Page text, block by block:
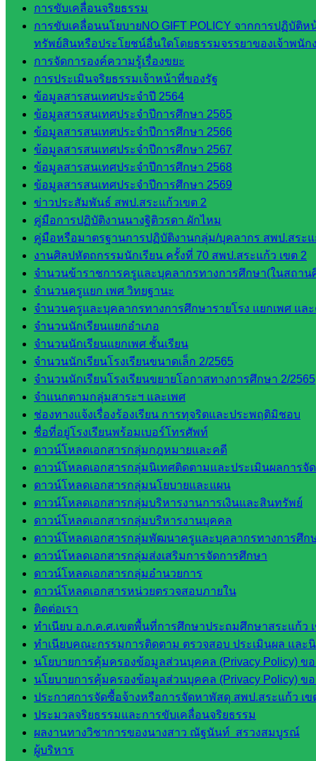
การขับเคลื่อนจริยธรรม
การขับเคลื่อนนโยบายNO GIFT POLICY จากการปฏิบัติ
ทรัพย์สินหรือประโยชน์อื่นใดโดยธรรมจรรยาของเจ้าพนัก
การจัดการองค์ความรู้เรื่องขยะ
การประเมินจริยธรรมเจ้าหน้าที่ของรัฐ
ข้อมูลสารสนเทศประจำปี 2564
ข้อมูลสารสนเทศประจำปีการศึกษา 2565
ข้อมูลสารสนเทศประจำปีการศึกษา 2566
ข้อมูลสารสนเทศประจำปีการศึกษา 2567
ข้อมูลสารสนเทศประจำปีการศึกษา 2568
ข้อมูลสารสนเทศประจำปีการศึกษา 2569
ข่าวประสัมพันธ์ สพป.สระแก้วเขต 2
คู่มือการปฏิบัติงานนางฐิติวรดา ผักไหม
คู่มือหรือมาตรฐานการปฏิบัติงานกลุ่ม/บุคลากร สพป.สระแ
งานศิลปหัตถกรรมนักเรียน ครั้งที่ 70 สพป.สระแก้ว เขต 2
จำนวนข้าราชการครูและบุคลากรทางการศึกษา(ในสถาน
จำนวนครูแยก เพศ วิทยฐานะ
จำนวนครูและบุคลากรทางการศึกษารายโรง แยกเพศ แล
จำนวนนักเรียนแยกอำเภอ
จำนวนนักเรียนแยกเพศ ชั้นเรียน
จำนวนนักเรียนโรงเรียนขนาดเล็ก 2/2565
จำนวนนักเรียนโรงเรียนขยายโอกาสทางการศึกษา 2/2565
จำแนกตามกลุ่มสาระฯ และเพศ
ช่องทางแจ้งเรื่องร้องเรียน การทุจริตและประพฤติมิชอบ
ชื่อที่อยู่โรงเรียนพร้อมเบอร์โทรศัพท์
ดาวน์โหลดเอกสารกลุ่มกฎหมายและคดี
ดาวน์โหลดเอกสารกลุ่มนิเทศติดตามและประเมินผลการจั
ดาวน์โหลดเอกสารกลุ่มนโยบายและแผน
ดาวน์โหลดเอกสารกลุ่มบริหารงานการเงินและสินทรัพย์
ดาวน์โหลดเอกสารกลุ่มบริหารงานบุคคล
ดาวน์โหลดเอกสารกลุ่มพัฒนาครูและบุคลากรทางการศึก
ดาวน์โหลดเอกสารกลุ่มส่งเสริมการจัดการศึกษา
ดาวน์โหลดเอกสารกลุ่มอำนวยการ
ดาวน์โหลดเอกสารหน่วยตรวจสอบภายใน
ติดต่อเรา
ทำเนียบ อ.ก.ค.ศ.เขตพื้นที่การศึกษาประถมศึกษาสระแก้ว
ทำเนียบคณะกรรมการติดตาม ตรวจสอบ ประเมินผล และ
นโยบายการคุ้มครองข้อมูลส่วนบุคคล (Privacy Policy)
นโยบายการคุ้มครองข้อมูลส่วนบุคคล (Privacy Policy)
ประกาศการจัดซื้อจ้างหรือการจัดหาพัสดุ สพป.สระแก้ว เข
ประมวลจริยธรรมและการขับเคลื่อนจริยธรรม
ผลงานทางวิชาการของนางสาว ณัฐนันท์ สรวงสมบูรณ์
ผู้บริหาร
กลุ่
มอำนวย
การ
กลุ่ม
บริหาร
งานงาน
เงินและ
สินทรัพย์
กลุ่มน
โยบาย
และแผน
กลุ่มส่ง
เสริมการ
จัดการ
ศึกษา
กลุ่ม
บริหาร
งาน
บุคคล
กลุ่ม
พัฒนาครู
และบุ
คลากรฯ
กลุ่มนิ
เทศ
ติดตาม
และประ
เมินผลฯ
เว็บไซต์
หลักสูตร
ทุจริต
ห้อง
นิเทศ
ศน.นิพนธ์
พรมพิไล
ห้อง
นิเทศ
ศน.ชยา
ธิศ/
ห้อง